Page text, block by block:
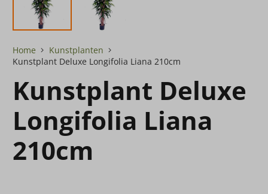
Home
Kunstplanten
Kunstplant Deluxe Longifolia Liana 210cm
Kunstplant Deluxe
Longifolia Liana
210cm